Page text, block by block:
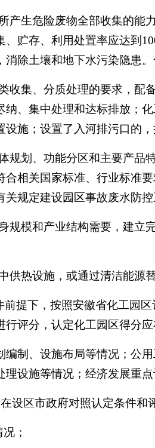
产生危险废物全部收集的能
、贮存、利用处置率应达到
消除土壤和地下水污染隐患
收集、分质处理的要求，配
纳、集中处理和达标排放；
设施；设置了入河排污口的
规划、功能分区和主要产品
合相关国家标准、行业标准
关规定建设园区事故废水防
规模和产业结构需要，建立
供热设施，或通过清洁能源
提下，按照安徽省化工园
行评分，认定化工园区得分
编制、设施布局等情况；公
理设施等情况；经济发展重
设区市政府对照认定条件和
；